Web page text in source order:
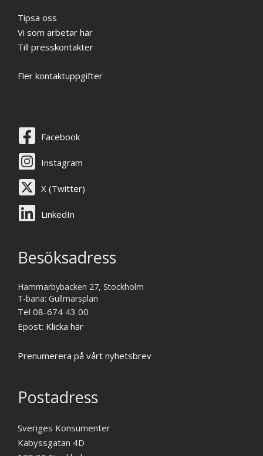
Tipsa oss
Vi som arbetar här
Till presskontakter
Fler kontaktuppgifter
Facebook
Instagram
X (Twitter)
LinkedIn
Besöksadress
Hammarbybacken 27, Stockholm
T-bana: Gullmarsplan
Tel 08-674 43 00
Epost: Klicka här
Prenumerera på vårt nyhetsbrev
Postadress
Sveriges Konsumenter
Kabyssgatan 4D